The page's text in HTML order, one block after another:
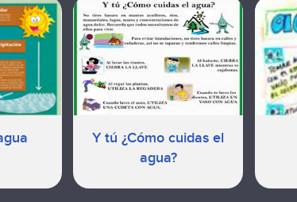
Y tú ¿Cómo cuidas el
agua?